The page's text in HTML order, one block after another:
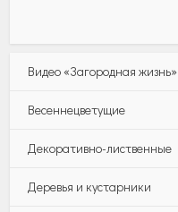
Видео «Загородная жизнь»
Весеннецветущие
Декоративно-лиственные
Деревья и кустарники